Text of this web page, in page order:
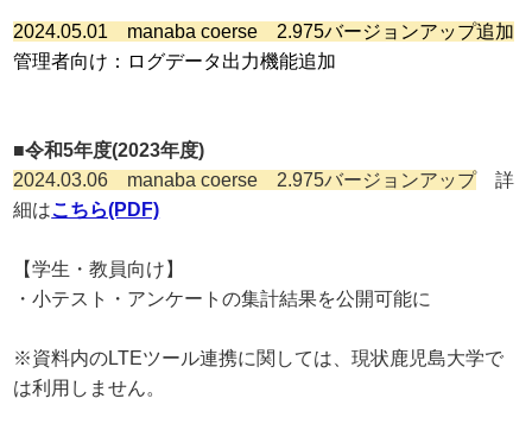
2024.05.01 manaba coerse 2.975バージョンアップ追加
管理者向け：ログデータ出力機能追加
■令和5年度(2023年度)
2024.03.06 manaba coerse 2.975バージョンアップ
詳
細はこちら(PDF)
【学生・教員向け】
・小テスト・アンケートの集計結果を公開可能に
※資料内のLTEツール連携に関しては、現状鹿児島大学で
は利用しません。